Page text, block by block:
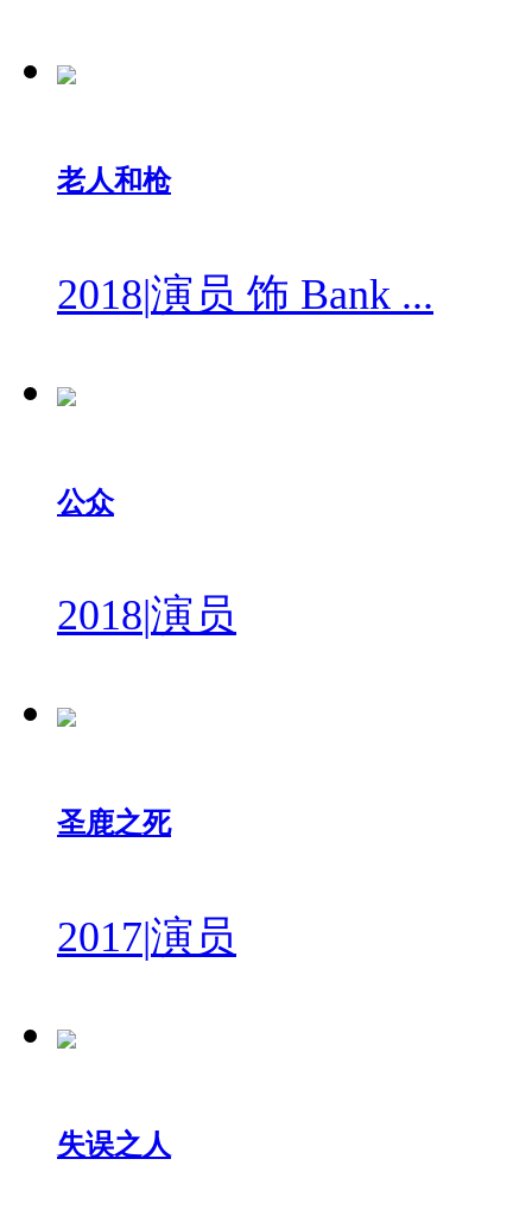
老人和枪
2018|演员 饰 Bank ...
公众
2018|演员
圣鹿之死
2017|演员
失误之人